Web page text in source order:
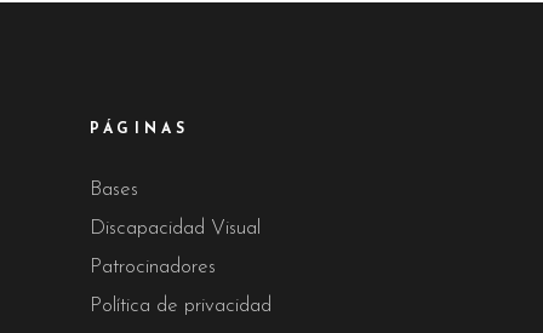
PÁGINAS
Bases
Discapacidad Visual
Patrocinadores
Política de privacidad